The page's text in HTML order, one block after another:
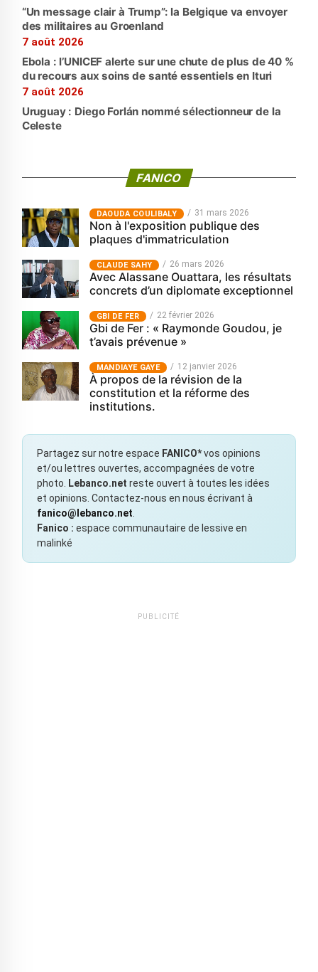
“Un message clair à Trump”: la Belgique va envoyer
des militaires au Groenland
7 août 2026
Ebola : l’UNICEF alerte sur une chute de plus de 40 %
du recours aux soins de santé essentiels en Ituri
7 août 2026
Uruguay : Diego Forlán nommé sélectionneur de la
Celeste
FANICO
‎DAOUDA COULIBALY 31 mars 2026
Non à l'exposition publique des
plaques d'immatriculation
CLAUDE SAHY 26 mars 2026
Avec Alassane Ouattara, les résultats
concrets d’un diplomate exceptionnel
GBI DE FER 22 février 2026
Gbi de Fer : « Raymonde Goudou, je
t’avais prévenue »
MANDIAYE GAYE 12 janvier 2026
À propos de la révision de la
constitution et la réforme des
institutions.
Partagez sur notre espace FANICO*vos opinions
et/ou lettres ouvertes, accompagnées de votre
photo.
Lebanco.net reste ouvert à toutes les idées
et opinions. Contactez-nous en nous écrivant à
fanico@lebanco.net
Fanico : espace communautaire de lessive en
malinké
PUBLICITÉ